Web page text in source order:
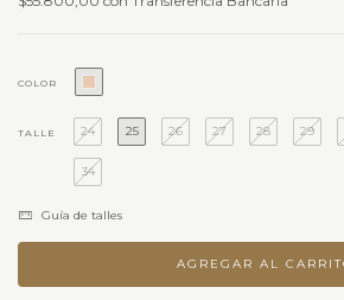
COLOR
TALLE 24 25 26 27 28 29
34
Guía de talles